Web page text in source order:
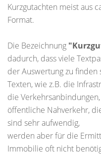
Kurzgutachten meist aus
Format.
Die Bezeichnung
dadurch, dass viele
der Auswertung zu finden
Texten, wie z.B. die
die
öffentliche Nahverkehr,
sind sehr aufwendig,
werden aber für die
Immobilie oft nicht